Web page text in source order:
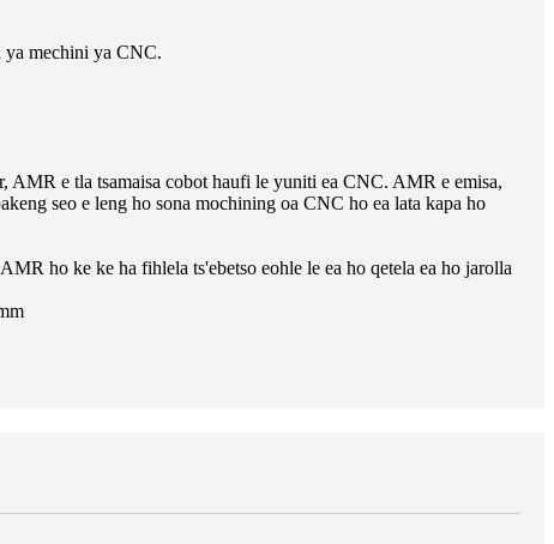
ya mechini ya CNC.
AMR e tla tsamaisa cobot haufi le yuniti ea CNC. AMR e emisa,
seo e leng ho sona mochining oa CNC ho ea lata kapa ho
ho ke ke ha fihlela ts'ebetso eohle le ea ho qetela ea ho jarolla